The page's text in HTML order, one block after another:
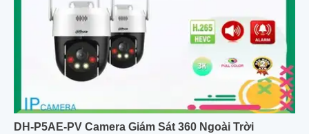
DH-P5AE-PV Camera Giám Sát 360 Ngoài Trời